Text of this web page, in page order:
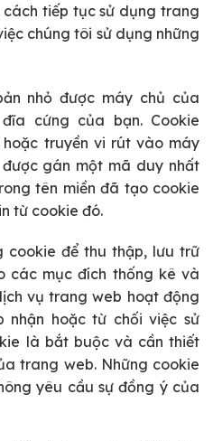
tiếp tục sử dụng trang
chúng tôi sử dụng những
nhỏ được máy chủ của
cứng của bạn. Cookie
truyền vi rút vào máy
gán một mã duy nhất
tên miền đã tạo cookie
từ cookie đó.
cookie để thu thập, lưu trữ
các mục đích thống kê và
vụ trang web hoạt động
nhận hoặc từ chối việc sử
là bắt buộc và cần thiết
trang web. Những cookie
yêu cầu sự đồng ý của